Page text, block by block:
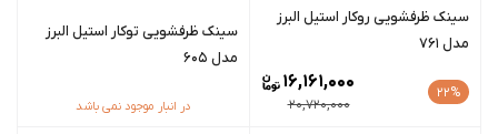
سینک ظرفشویی روکار استیل البرز
مدل 761
22%
20,720,000
16,161,000
سينک ظرفشویی توکار استیل البرز
مدل 605
در انبار موجود نمی باشد